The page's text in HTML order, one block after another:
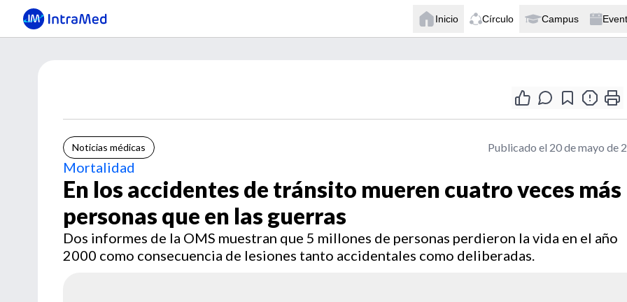
Inicio Círculo Campus
Noticias médicas Publicado el 20 de mayo de
Mortalidad
En los accidentes de tránsito mueren cuatro veces más
personas que en las guerras
Dos informes de la OMS muestran que 5 millones de personas perdieron la vida en el año
2000 como consecuencia de lesiones tanto accidentales como deliberadas.